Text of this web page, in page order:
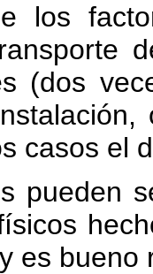
los
(dos
casos el
pueden
es bueno